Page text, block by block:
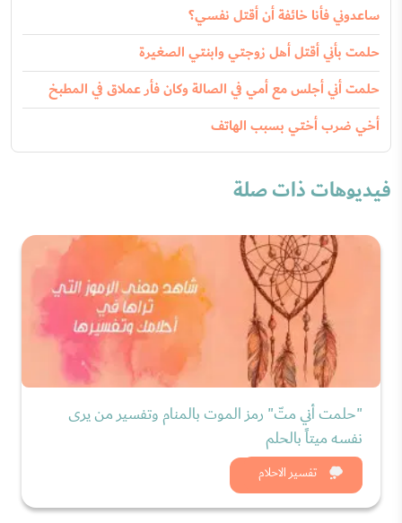
ساعدوني فأنا خائفة أن أقتل نفسي؟
حلمت بأني أقتل أهل زوجتي وابنتي الصغيرة
حلمت أني أجلس مع أمي في الصالة وكان فأر عملاق في المطبخ
أخي ضرب أختي بسبب الهاتف
فيديوهات ذات صلة
تفسير الاحلام
"حلمت أني متّ" رمز الموت بالمنام وتفسير من يرى
نفسه ميتاً بالحلم
شاهد الان